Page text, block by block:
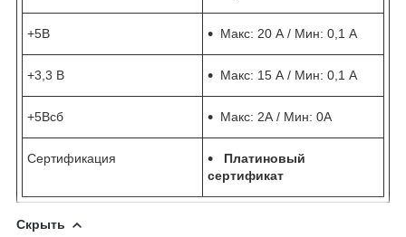
+5В Макс: 20 А / Мин: 0,1 А
+3,3 В Макс: 15 А / Мин: 0,1 А
+5Всб Макс: 2А / Мин: 0А
Сертификация
Платиновый
сертификат
Скрыть